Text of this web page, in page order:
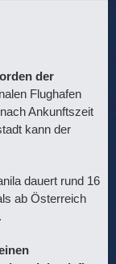
der
Flughafen
Ankunftszeit
kann der
dauert rund 16
ab Österreich